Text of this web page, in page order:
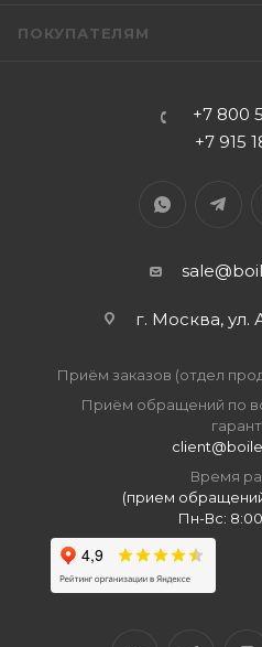
ПОКУПАТЕЛЯМ
+7 800
+7 915
г. Москва, ул.
Приём заказов (отдел
Приём обращений по
Время
(прием
Пн-Вс: